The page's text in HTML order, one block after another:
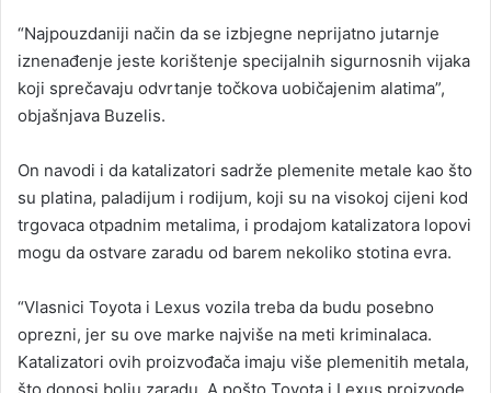
“Najpouzdaniji način da se izbjegne neprijatno jutarnje
iznenađenje jeste korištenje specijalnih sigurnosnih vijaka
koji sprečavaju odvrtanje točkova uobičajenim alatima”,
objašnjava Buzelis.
On navodi i da katalizatori sadrže plemenite metale kao što
su platina, paladijum i rodijum, koji su na visokoj cijeni kod
trgovaca otpadnim metalima, i prodajom katalizatora lopovi
mogu da ostvare zaradu od barem nekoliko stotina evra.
“Vlasnici Toyota i Lexus vozila treba da budu posebno
oprezni, jer su ove marke najviše na meti kriminalaca.
Katalizatori ovih proizvođača imaju više plemenitih metala,
što donosi bolju zaradu. A pošto Toyota i Lexus proizvode